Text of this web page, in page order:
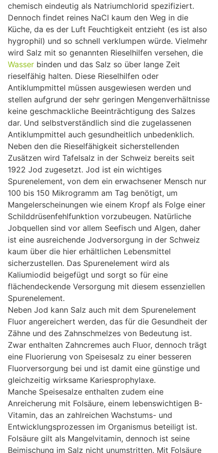
chemisch eindeutig als Natriumchlorid spezifiziert.
Dennoch findet reines NaCl kaum den Weg in die
Küche, da es der Luft Feuchtigkeit entzieht (es ist also
hygrophil) und so schnell verklumpen würde. Vielmehr
wird Salz mit so genannten Rieselhilfen versehen, die
Wasser binden und das Salz so über lange Zeit
rieselfähig halten. Diese Rieselhilfen oder
Antiklumpmittel müssen ausgewiesen werden und
stellen aufgrund der sehr geringen Mengenverhältnisse
keine geschmackliche Beeinträchtigung des Salzes
dar. Und selbstverständlich sind die zugelassenen
Antiklumpmittel auch gesundheitlich unbedenklich.
Neben den die Rieselfähigkeit sicherstellenden
Zusätzen wird Tafelsalz in der Schweiz bereits seit
1922 Jod zugesetzt. Jod ist ein wichtiges
Spurenelement, von dem ein erwachsener Mensch nur
100 bis 150 Mikrogramm am Tag benötigt, um
Mangelerscheinungen wie einem Kropf als Folge einer
Schilddrüsenfehlfunktion vorzubeugen. Natürliche
Jobquellen sind vor allem Seefisch und Algen, daher
ist eine ausreichende Jodversorgung in der Schweiz
kaum über die hier erhältlichen Lebensmittel
sicherzustellen. Das Spurenelement wird als
Kaliumiodid beigefügt und sorgt so für eine
flächendeckende Versorgung mit diesem essenziellen
Spurenelement.
Neben Jod kann Salz auch mit dem Spurenelement
Fluor angereichert werden, das für die Gesundheit der
Zähne und des Zahnschmelzes von Bedeutung ist.
Zwar enthalten Zahncremes auch Fluor, dennoch trägt
eine Fluorierung von Speisesalz zu einer besseren
Fluorversorgung bei und ist damit eine günstige und
gleichzeitig wirksame Kariesprophylaxe.
Manche Speisesalze enthalten zudem eine
Anreicherung mit Folsäure, einem lebenswichtigen B-
Vitamin, das an zahlreichen Wachstums- und
Entwicklungsprozessen im Organismus beteiligt ist.
Folsäure gilt als Mangelvitamin, dennoch ist seine
Beimischung im Salz nicht unumstritten. Mit Folsäure